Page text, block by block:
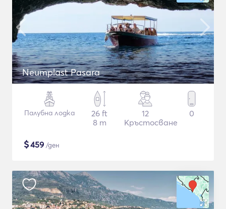
Neumplast Pasara
Палубна лодка
26 ft
8 m
12
Кръстосване
0
$459 /ден